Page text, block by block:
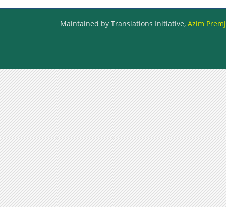
Maintained by Translations Initiative, Azim